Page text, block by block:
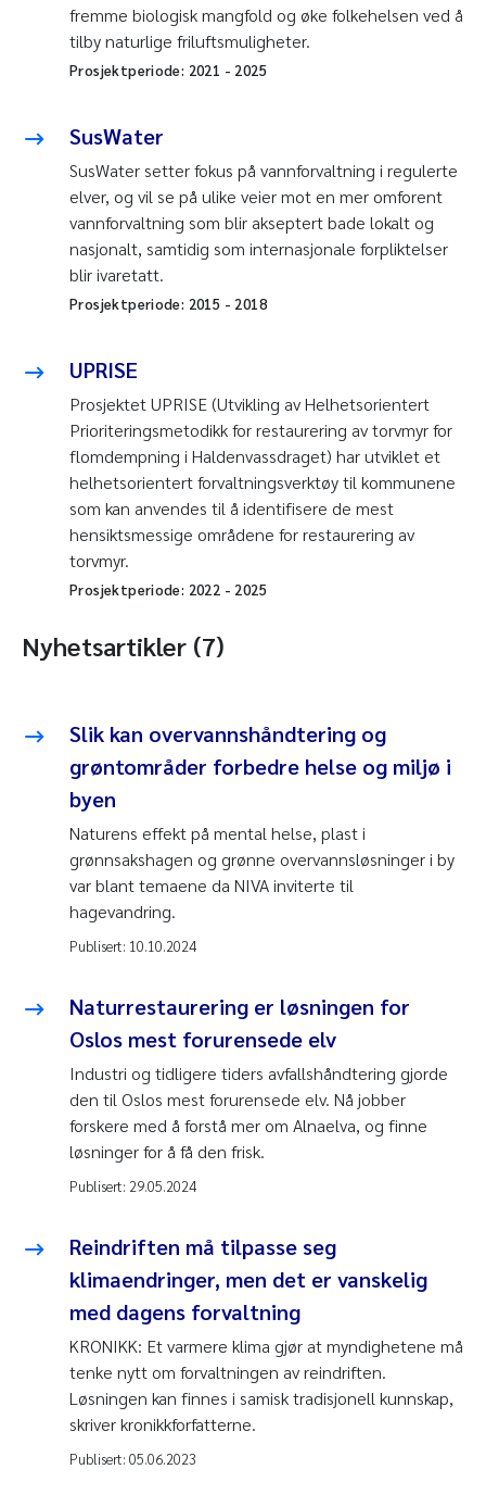
fremme biologisk mangfold og øke folkehelsen ved å
tilby naturlige friluftsmuligheter.
Prosjektperiode: 2021 - 2025
SusWater
SusWater setter fokus på vannforvaltning i regulerte
elver, og vil se på ulike veier mot en mer omforent
vannforvaltning som blir akseptert bade lokalt og
nasjonalt, samtidig som internasjonale forpliktelser
blir ivaretatt.
Prosjektperiode: 2015 - 2018
UPRISE
Prosjektet UPRISE (Utvikling av Helhetsorientert
Prioriteringsmetodikk for restaurering av torvmyr for
flomdempning i Haldenvassdraget) har utviklet et
helhetsorientert forvaltningsverktøy til kommunene
som kan anvendes til å identifisere de mest
hensiktsmessige områdene for restaurering av
torvmyr.
Prosjektperiode: 2022 - 2025
Nyhetsartikler (7)
Slik kan overvannshåndtering og
grøntområder forbedre helse og miljø i
byen
Naturens effekt på mental helse, plast i
grønnsakshagen og grønne overvannsløsninger i by
var blant temaene da NIVA inviterte til
hagevandring.
Publisert: 10.10.2024
Naturrestaurering er løsningen for
Oslos mest forurensede elv
Industri og tidligere tiders avfallshåndtering gjorde
den til Oslos mest forurensede elv. Nå jobber
forskere med å forstå mer om Alnaelva, og finne
løsninger for å få den frisk.
Publisert: 29.05.2024
Reindriften må tilpasse seg
klimaendringer, men det er vanskelig
med dagens forvaltning
KRONIKK: Et varmere klima gjør at myndighetene må
tenke nytt om forvaltningen av reindriften.
Løsningen kan finnes i samisk tradisjonell kunnskap,
skriver kronikkforfatterne.
Publisert: 05.06.2023